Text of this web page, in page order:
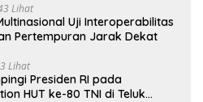
Lihat
Uji Interoperabilitas
Pertempuran Jarak Dekat
Lihat
Presiden RI pada
HUT ke-80 TNI di Teluk